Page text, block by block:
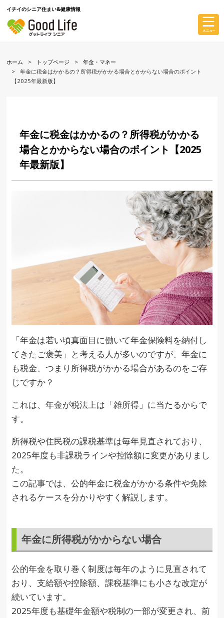
イチイのシニア住まい&健康情報
ホーム トップページ
年金・マネー
年金に税金はかかるの？所得税がかかる場合とかからない場合のポイント
【2025年最新版】
年金に税金はかかるの？所得税がかかる
場合とかからない場合のポイント【2025
年最新版】
「年金は若い頃真面目に働いて年金保険料を納付し
てきたご褒美」と考える人が多いのですが、年金に
も税金、つまり所得税がかかる場合があるのをご存
じですか？
これは、年金が税法上は「雑所得」に当たるからで
す。
所得税や住民税の課税基準は毎年見直されており、
2025年度も非課税ラインや控除額に変更がありまし
た。
この記事では、公的年金に税金がかかる条件や免除
されるケースを分かりやすく解説します。
年金に所得税がかからない場合
公的年金を取り巻く制度は毎年のように見直されて
おり、支給額や控除額、課税基準にも小さな改定が
続いています。
2025年度も基礎年金額や税制の一部が変更され、前